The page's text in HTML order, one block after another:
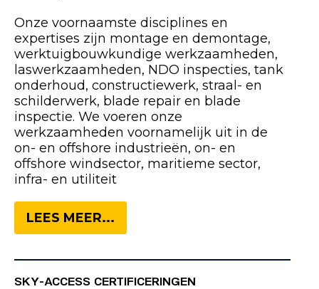
Onze voornaamste disciplines en
expertises zijn montage en demontage,
werktuigbouwkundige werkzaamheden,
laswerkzaamheden, NDO inspecties, tank
onderhoud, constructiewerk, straal- en
schilderwerk, blade repair en blade
inspectie. We voeren onze
werkzaamheden voornamelijk uit in de
on- en offshore industrieën, on- en
offshore windsector, maritieme sector,
infra- en utiliteit
LEES MEER...
SKY-ACCESS CERTIFICERINGEN